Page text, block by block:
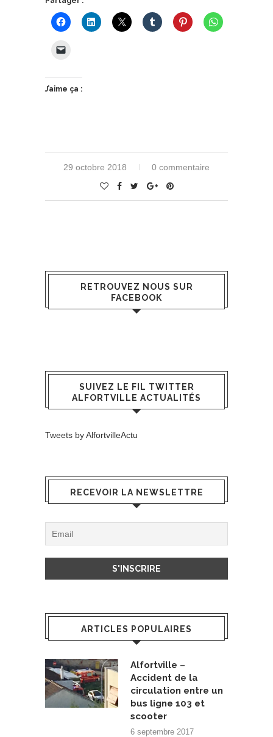
J’aime ça :
29 octobre 2018 0 commentaire
RETROUVEZ NOUS SUR
FACEBOOK
SUIVEZ LE FIL TWITTER
ALFORTVILLE ACTUALITÉS
Tweets by AlfortvilleActu
RECEVOIR LA NEWSLETTRE
ARTICLES POPULAIRES
Alfortville –
Accident de la
circulation entre un
bus ligne 103 et
scooter
6 septembre 2017